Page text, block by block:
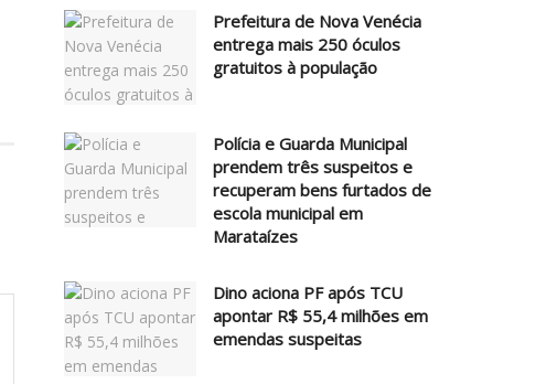
Prefeitura de Nova Venécia
entrega mais 250 óculos
gratuitos à população
Polícia e Guarda Municipal
prendem três suspeitos e
recuperam bens furtados de
escola municipal em
Marataízes
Dino aciona PF após TCU
apontar R$ 55,4 milhões em
emendas suspeitas